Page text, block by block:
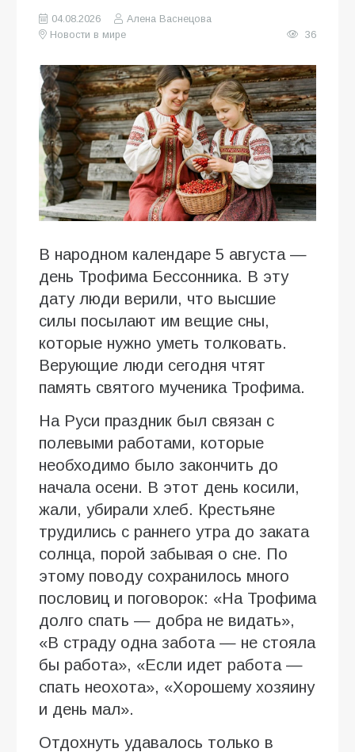
04.08.2026
Алена Васнецова
Новости в мире
36
В народном календаре 5 августа —
день Трофима Бессонника. В эту
дату люди верили, что высшие
силы посылают им вещие сны,
которые нужно уметь толковать.
Верующие люди сегодня чтят
память святого мученика Трофима.
На Руси праздник был связан с
полевыми работами, которые
необходимо было закончить до
начала осени. В этот день косили,
жали, убирали хлеб. Крестьяне
трудились с раннего утра до заката
солнца, порой забывая о сне. По
этому поводу сохранилось много
пословиц и поговорок: «На Трофима
долго спать — добра не видать»,
«В страду одна забота — не стояла
бы работа», «Если идет работа —
спать неохота», «Хорошему хозяину
и день мал».
Отдохнуть удавалось только в